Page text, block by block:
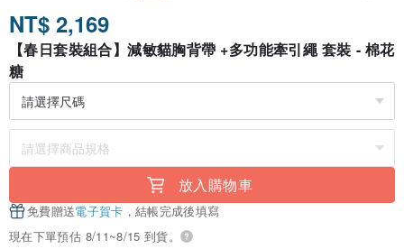
NT$ 2,169
【春日套裝組合】減敏貓胸背帶 +多功能牽引繩 套裝 - 棉花
糖
放入購物車
免費贈送電子賀卡 ，結帳完成後填寫
現在下單預估 8/11~8/15 到貨。